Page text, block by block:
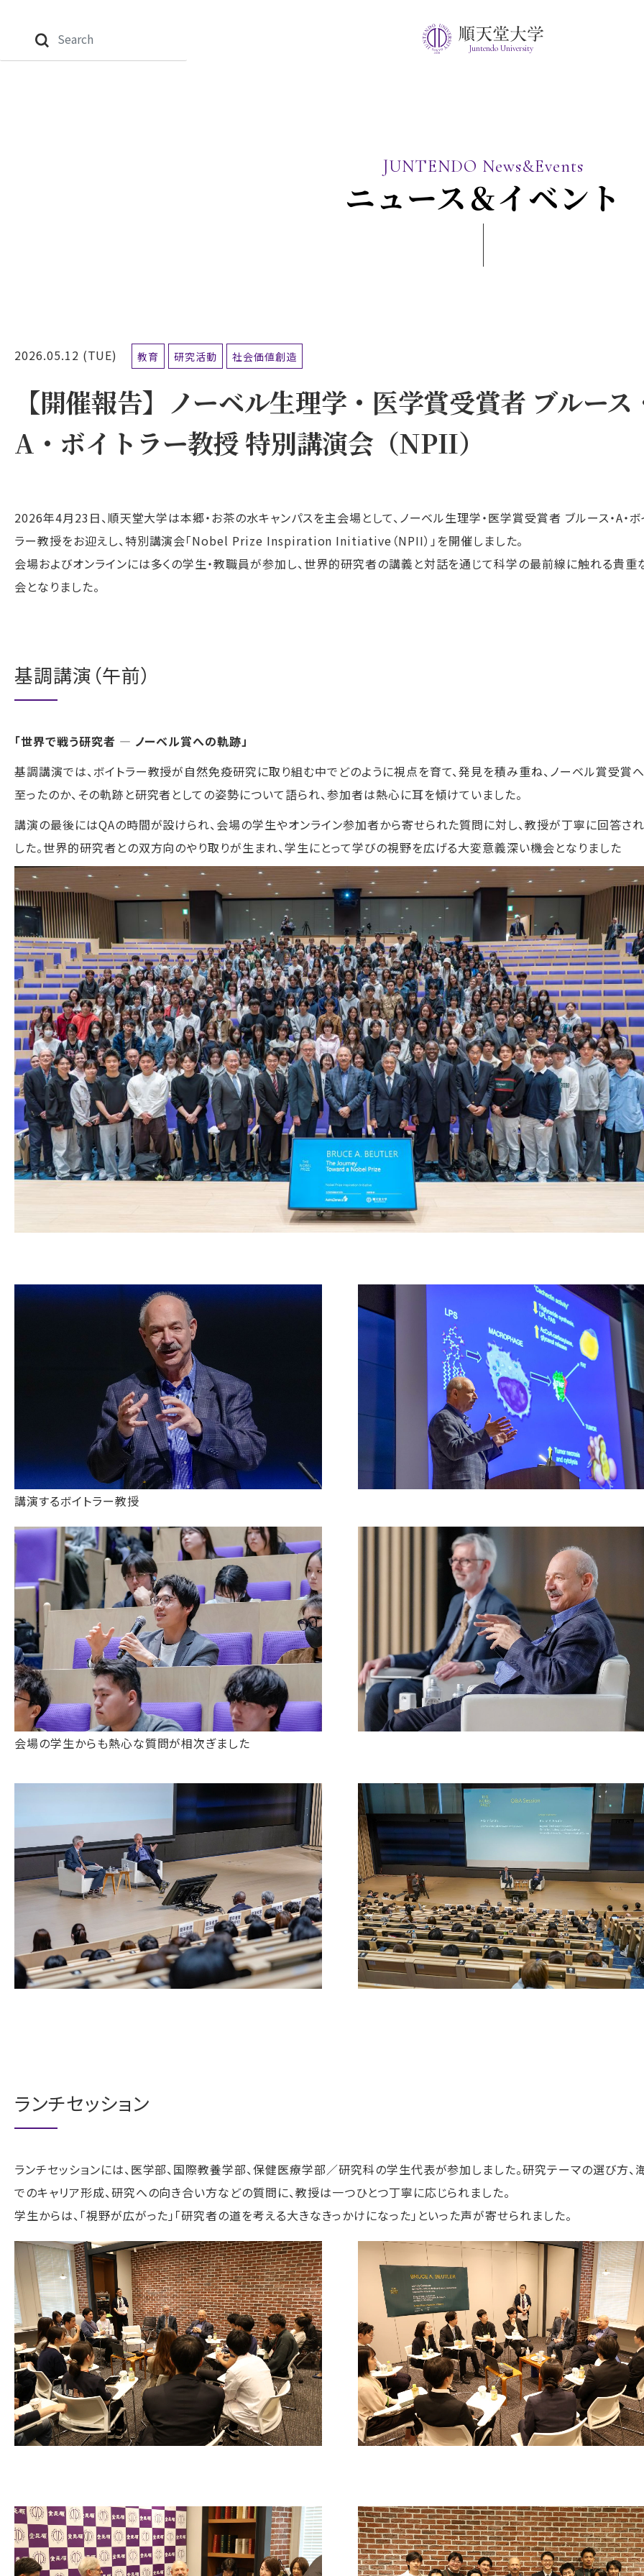
Juntendo University
JUNTENDO News&Events
ニュース＆イベント
2026.05.12 (TUE) 教育 研究活動 社会価値創造
【開催報告】ノーベル生理学・医学賞受賞者 ブルース
A・ボイトラー教授 特別講演会（NPII）
2026年4月23日、順天堂大学は本郷・お茶の水キャンパスを主会場として、ノーベル生理学・医学賞受賞者 ブルース・A・
ラー教授をお迎えし、特別講演会「Nobel Prize Inspiration Initiative （NPII）」を開催しました。
会場およびオンラインには多くの学生・教職員が参加し、世界的研究者の講義と対話を通じて科学の最前線に触れる貴重
会となりました。
基調講演（午前）
「世界で戦う研究者 ― ノーベル賞への軌跡」
基調講演では、ボイトラー教授が自然免疫研究に取り組む中でどのように視点を育て、発見を積み重ね、ノーベル賞受賞
至ったのか、その軌跡と研究者としての姿勢について語られ、参加者は熱心に耳を傾けていました。
講演の最後にはQAの時間が設けられ、会場の学生やオンライン参加者から寄せられた質問に対し、教授が丁寧に回答さ
した。世界的研究者との双方向のやり取りが生まれ、学生にとって学びの視野を広げる大変意義深い機会となりました
講演するボイトラー教授
会場の学生からも熱心な質問が相次ぎました
ランチセッション
ランチセッションには、医学部、国際教養学部、保健医療学部／研究科の学生代表が参加しました。研究テーマの選び方、
でのキャリア形成、研究への向き合い方などの質問に、教授は一つひとつ丁寧に応じられました。
学生からは、「視野が広がった」「研究者の道を考える大きなきっかけになった」といった声が寄せられました。